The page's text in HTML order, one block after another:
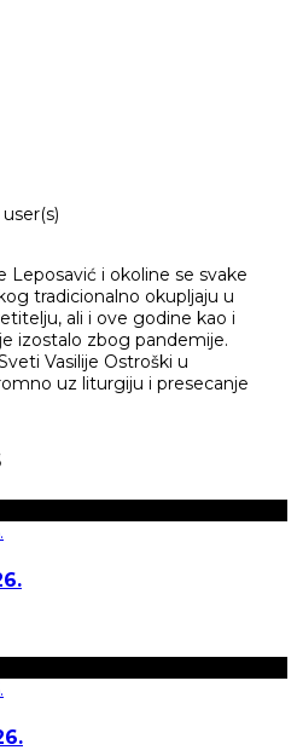
Leposavić i okoline se svake
tradicionalno okupljaju u
ali i ove godine kao i
izostalo zbog pandemije.
Vasilije Ostroški u
uz liturgiju i presecanje